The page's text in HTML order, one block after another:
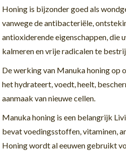
Honing is bijzonder goed als
vanwege de antibacteriële,
antioxiderende eigenschappen, die
kalmeren en vrije radicalen te
De werking van Manuka honing op
het hydrateert, voedt, heelt,
aanmaak van nieuwe cellen.
Manuka honing is een belangrijk
bevat voedingsstoffen, vitaminen,
Honing wordt al eeuwen gebruikt